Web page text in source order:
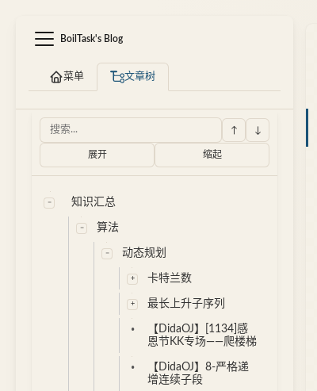
BoilTask's Blog
菜单 文章树
↑ ↓
展开 缩起
知识汇总
算法
动态规划
卡特兰数
最长上升子序列
【DidaOJ】[1134]感
恩节KK专场——爬楼梯
【DidaOJ】8-严格递
增连续子段